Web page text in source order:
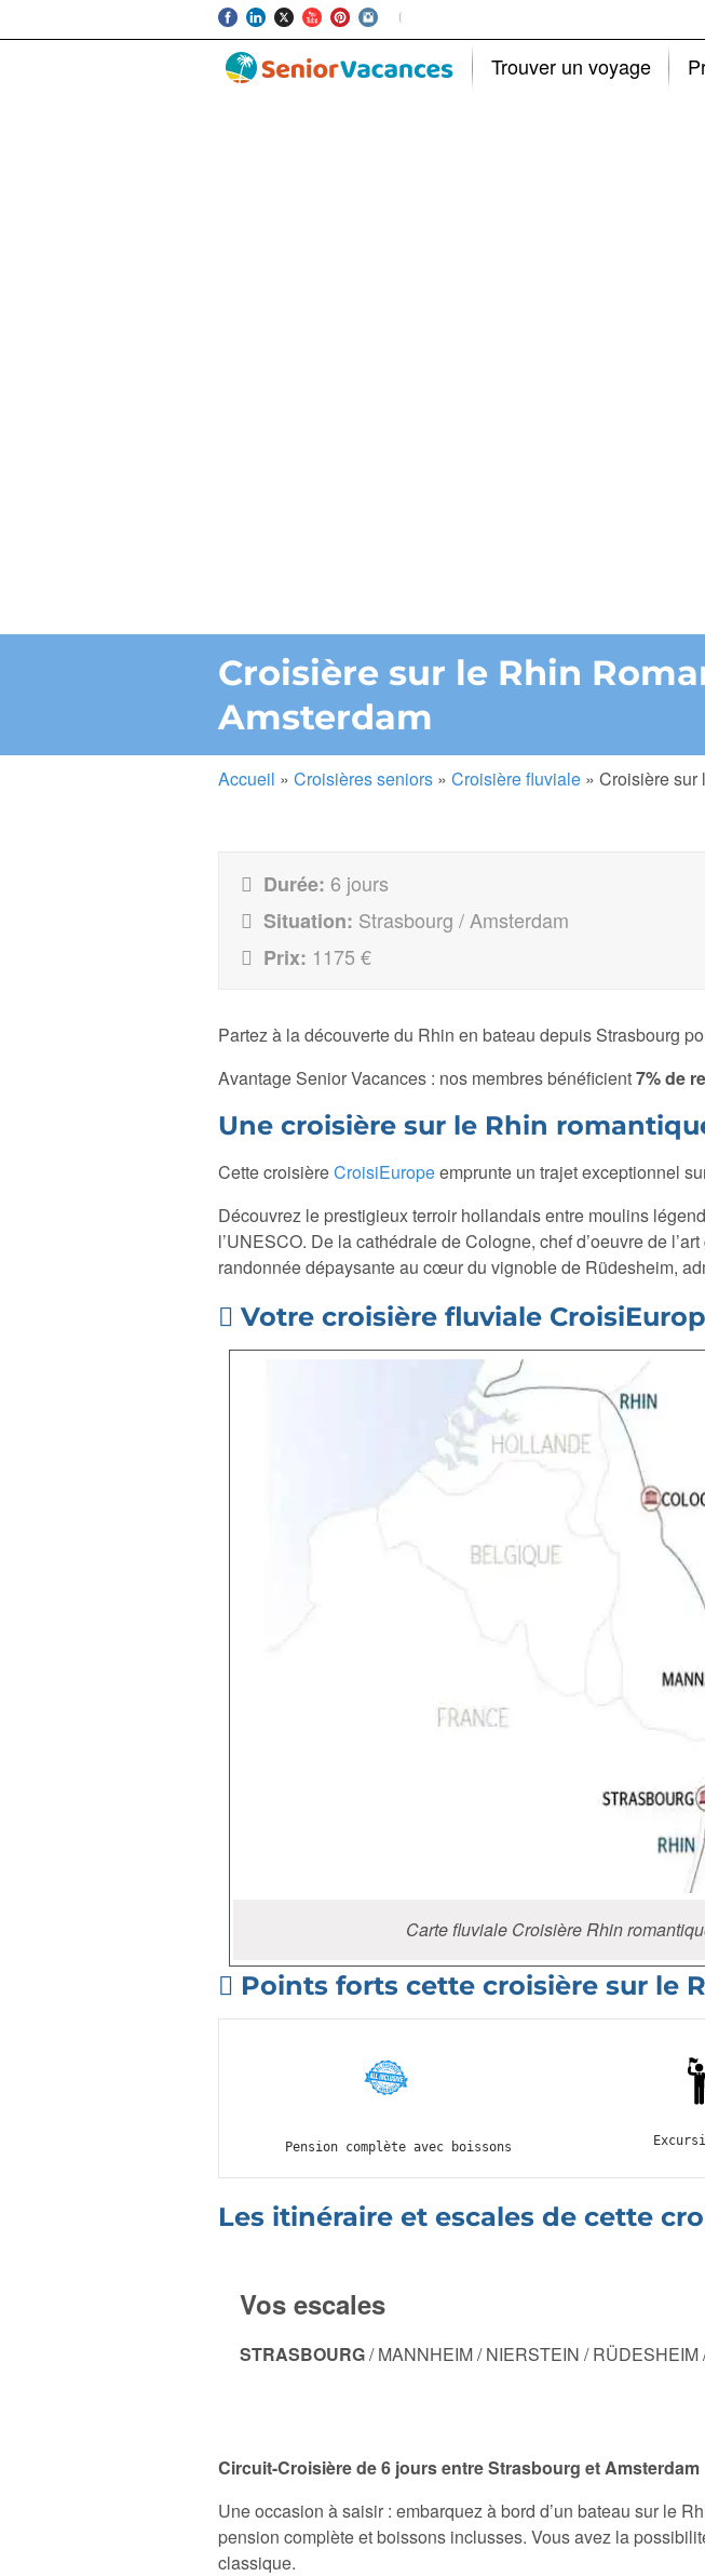
Trouver un voyage
Croisière sur le Rhin
Amsterdam
Accueil » Croisières seniors » Croisière fluviale » Croisière sur
Durée: 6 jours
Situation: Strasbourg / Amsterdam
Prix: 1175 €
Partez à la découverte du Rhin en bateau depuis Strasbourg
Avantage Senior Vacances : nos membres bénéficient7% de
Une croisière sur le Rhin
Cette croisièreCroisiEuropeemprunte un trajet exceptionnel
Découvrez le prestigieux terroir hollandais entre moulins
l’UNESCO. De la cathédrale de Cologne, chef d’oeuvre de
randonnée dépaysante au cœur du vignoble de Rüdesheim,
Votre croisière fluviale
Carte fluviale Croisière Rhin
Points forts cette croisière sur le
Pension complète avec boissons
Les itinéraire et escales de cette
Vos escales
STRASBOURG/ MANNHEIM / NIERSTEIN / RÜDESHEIM
Circuit-Croisière de 6 jours entre Strasbourg et Amsterdam
Une occasion à saisir : embarquez à bord d’un bateau sur le
pension complète et boissons inclusses. Vous avez la
classique.